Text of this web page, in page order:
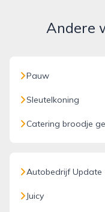
Andere
Pauw
Sleutelkoning
Catering broodje
Autobedrijf Update
Juicy